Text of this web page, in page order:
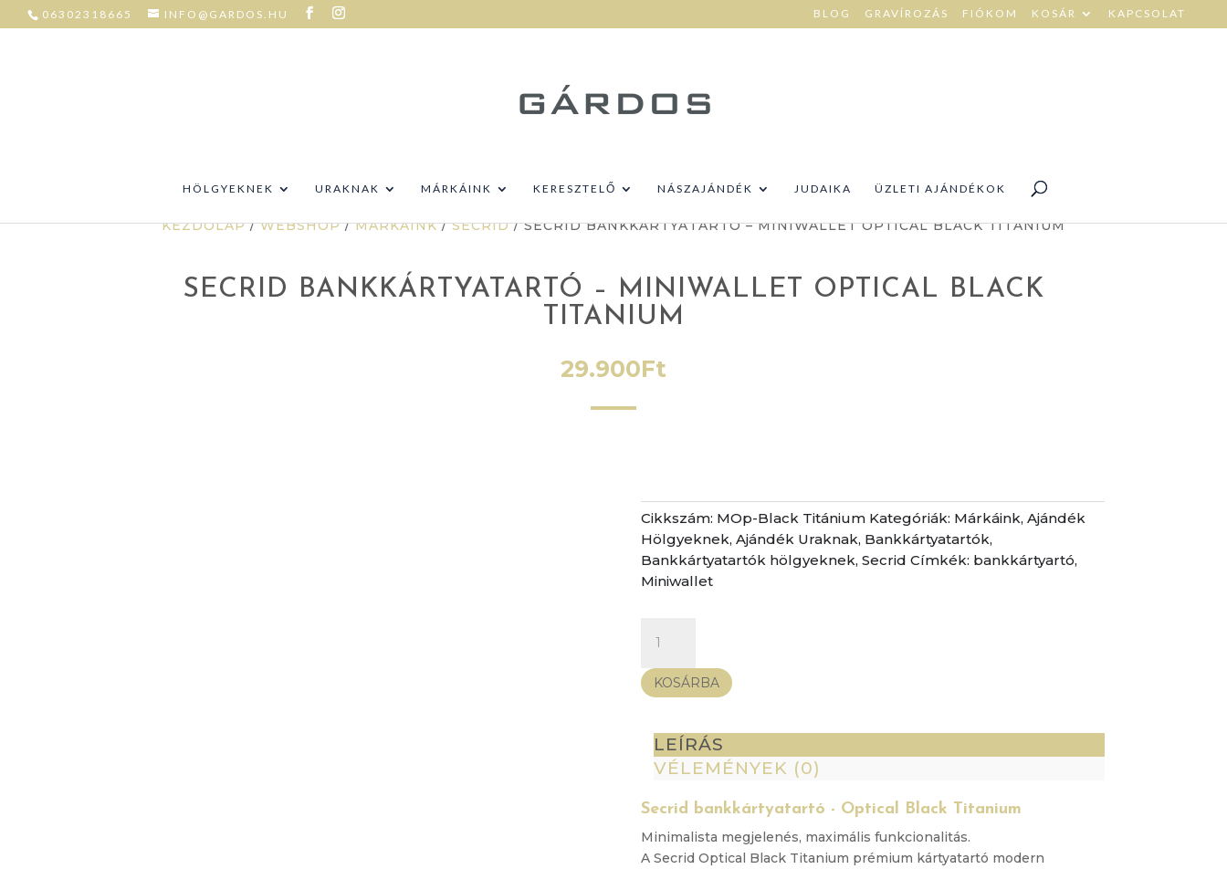
06302318665 INFO@GARDOS.HU BLOG GRAVÍROZÁS FIÓKOM KOSÁR KAPCSOLAT
HÖLGYEKNEK URAKNAK MÁRKÁINK KERESZTELŐ NÁSZAJÁNDÉK JUDAIKA ÜZLETI AJÁNDÉKOK
KEZDŐLAP/WEBSHOP/MÁRKÁINK/SECRID/ SECRID BANKKÁRTYATARTÓ – MINIWALLET OPTICAL BLACK TITANIUM
SECRID BANKKÁRTYATARTÓ – MINIWALLET OPTICAL BLACK
TITANIUM
29.900Ft
Cikkszám: MOp-Black Titánium Kategóriák: Márkáink, Ajándék
Hölgyeknek, Ajándék Uraknak, Bankkártyatartók,
Bankkártyatartók hölgyeknek, Secrid Címkék: bankkártyartó,
Miniwallet
bankkártyatartó
-
Miniwallet
Black
Titanium
mennyiség
KOSÁRBA
LEÍRÁS
VÉLEMÉNYEK (0)
Secrid bankkártyatartó - Optical Black Titanium
Minimalista megjelenés, maximális funkcionalitás.
A Secrid Optical Black Titanium prémium kártyatartó modern